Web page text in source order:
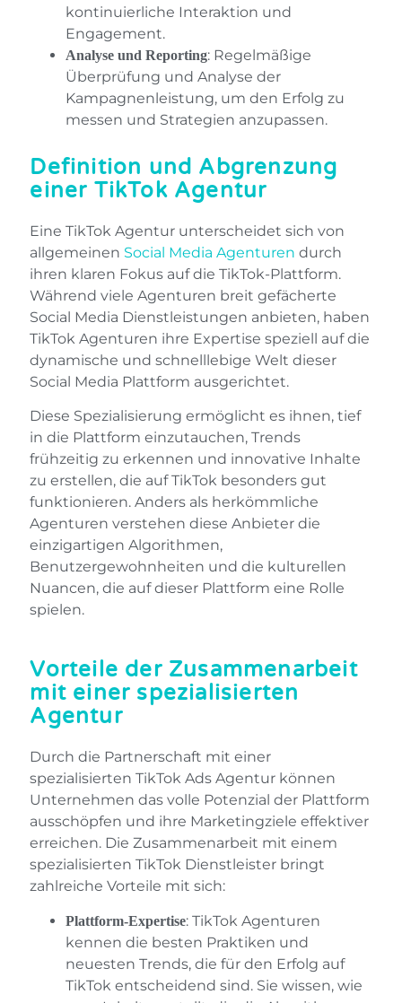
kontinuierliche Interaktion und
Engagement.
Analyse und Reporting: Regelmäßige
Überprüfung und Analyse der
Kampagnenleistung, um den Erfolg zu
messen und Strategien anzupassen.
Definition und Abgrenzung
einer TikTok Agentur
Eine TikTok Agentur unterscheidet sich von
allgemeinen Social Media Agenturen durch
ihren klaren Fokus auf die TikTok-Plattform.
Während viele Agenturen breit gefächerte
Social Media Dienstleistungen anbieten, haben
TikTok Agenturen ihre Expertise speziell auf die
dynamische und schnelllebige Welt dieser
Social Media Plattform ausgerichtet.
Diese Spezialisierung ermöglicht es ihnen, tief
in die Plattform einzutauchen, Trends
frühzeitig zu erkennen und innovative Inhalte
zu erstellen, die auf TikTok besonders gut
funktionieren. Anders als herkömmliche
Agenturen verstehen diese Anbieter die
einzigartigen Algorithmen,
Benutzergewohnheiten und die kulturellen
Nuancen, die auf dieser Plattform eine Rolle
spielen.
Vorteile der Zusammenarbeit
mit einer spezialisierten
Agentur
Durch die Partnerschaft mit einer
spezialisierten TikTok Ads Agentur können
Unternehmen das volle Potenzial der Plattform
ausschöpfen und ihre Marketingziele effektiver
erreichen. Die Zusammenarbeit mit einem
spezialisierten TikTok Dienstleister bringt
zahlreiche Vorteile mit sich:
Plattform-Expertise: TikTok Agenturen
kennen die besten Praktiken und
neuesten Trends, die für den Erfolg auf
TikTok entscheidend sind. Sie wissen, wie